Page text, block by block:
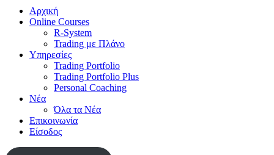
Αρχική
Online Courses
R-System
Trading με Πλάνο
Υπηρεσίες
Trading Portfolio
Trading Portfolio Plus
Personal Coaching
Νέα
Όλα τα Νέα
Επικοινωνία
Είσοδος